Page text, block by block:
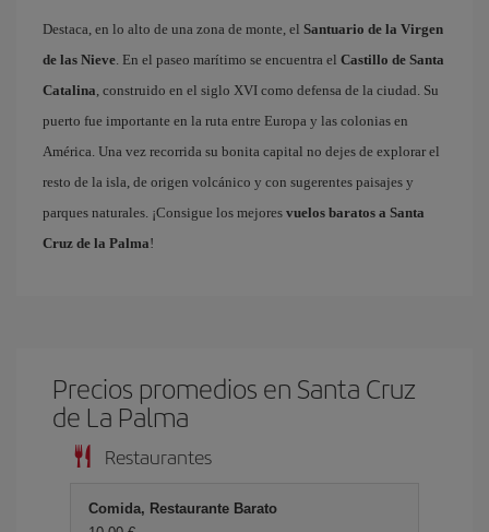
Destaca, en lo alto de una zona de monte, el Santuario de la Virgen
de las Nieve. En el paseo marítimo se encuentra el Castillo de Santa
Catalina, construido en el siglo XVI como defensa de la ciudad. Su
puerto fue importante en la ruta entre Europa y las colonias en
América. Una vez recorrida su bonita capital no dejes de explorar el
resto de la isla, de origen volcánico y con sugerentes paisajes y
parques naturales. ¡Consigue los mejores vuelos baratos a Santa
Cruz de la Palma!
Precios promedios en Santa Cruz
de La Palma
Restaurantes
Comida, Restaurante Barato